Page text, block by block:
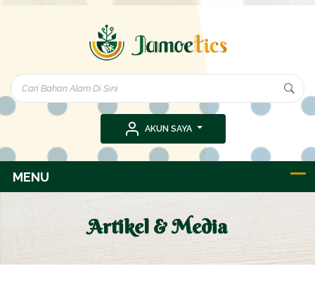
AKUN SAYA
Artikel & Media